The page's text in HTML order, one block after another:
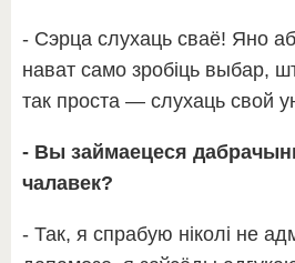
- Сэрца слухаць сваё! Яно
нават само зробіць выбар,
так проста — слухаць свой
- Вы займаецеся
чалавек?
- Так, я спрабую ніколі не